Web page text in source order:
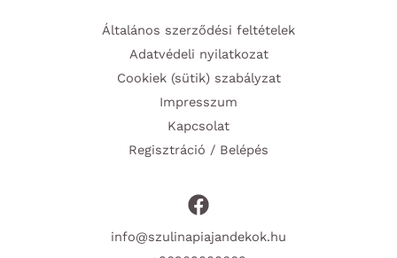
Általános szerződési feltételek
Adatvédeli nyilatkozat
Cookiek (sütik) szabályzat
Impresszum
Kapcsolat
Regisztráció / Belépés
info@szulinapiajandekok.hu